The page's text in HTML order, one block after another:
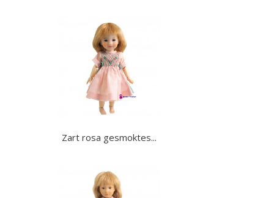
Zart rosa gesmoktes...